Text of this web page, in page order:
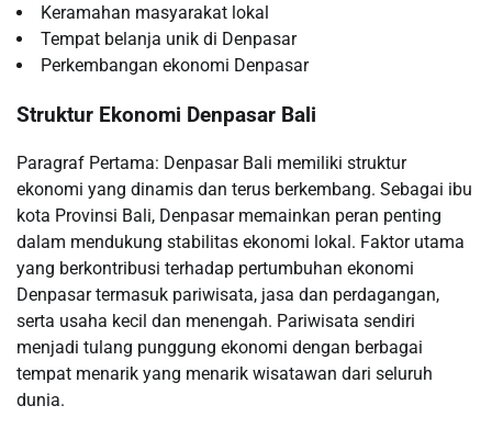
Keramahan masyarakat lokal
Tempat belanja unik di Denpasar
Perkembangan ekonomi Denpasar
Struktur Ekonomi Denpasar Bali
Paragraf Pertama: Denpasar Bali memiliki struktur
ekonomi yang dinamis dan terus berkembang. Sebagai ibu
kota Provinsi Bali, Denpasar memainkan peran penting
dalam mendukung stabilitas ekonomi lokal. Faktor utama
yang berkontribusi terhadap pertumbuhan ekonomi
Denpasar termasuk pariwisata, jasa dan perdagangan,
serta usaha kecil dan menengah. Pariwisata sendiri
menjadi tulang punggung ekonomi dengan berbagai
tempat menarik yang menarik wisatawan dari seluruh
dunia.